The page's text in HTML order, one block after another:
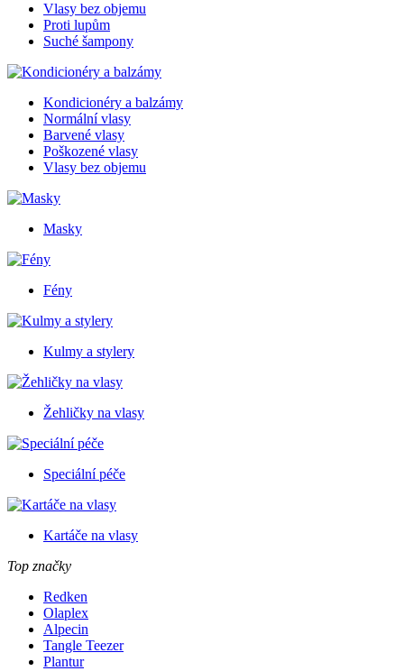
Vlasy bez objemu
Proti lupům
Suché šampony
Kondicionéry a balzámy
Normální vlasy
Barvené vlasy
Poškozené vlasy
Vlasy bez objemu
Masky
Fény
Kulmy a stylery
Žehličky na vlasy
Speciální péče
Kartáče na vlasy
Top značky
Redken
Olaplex
Alpecin
Tangle Teezer
Plantur